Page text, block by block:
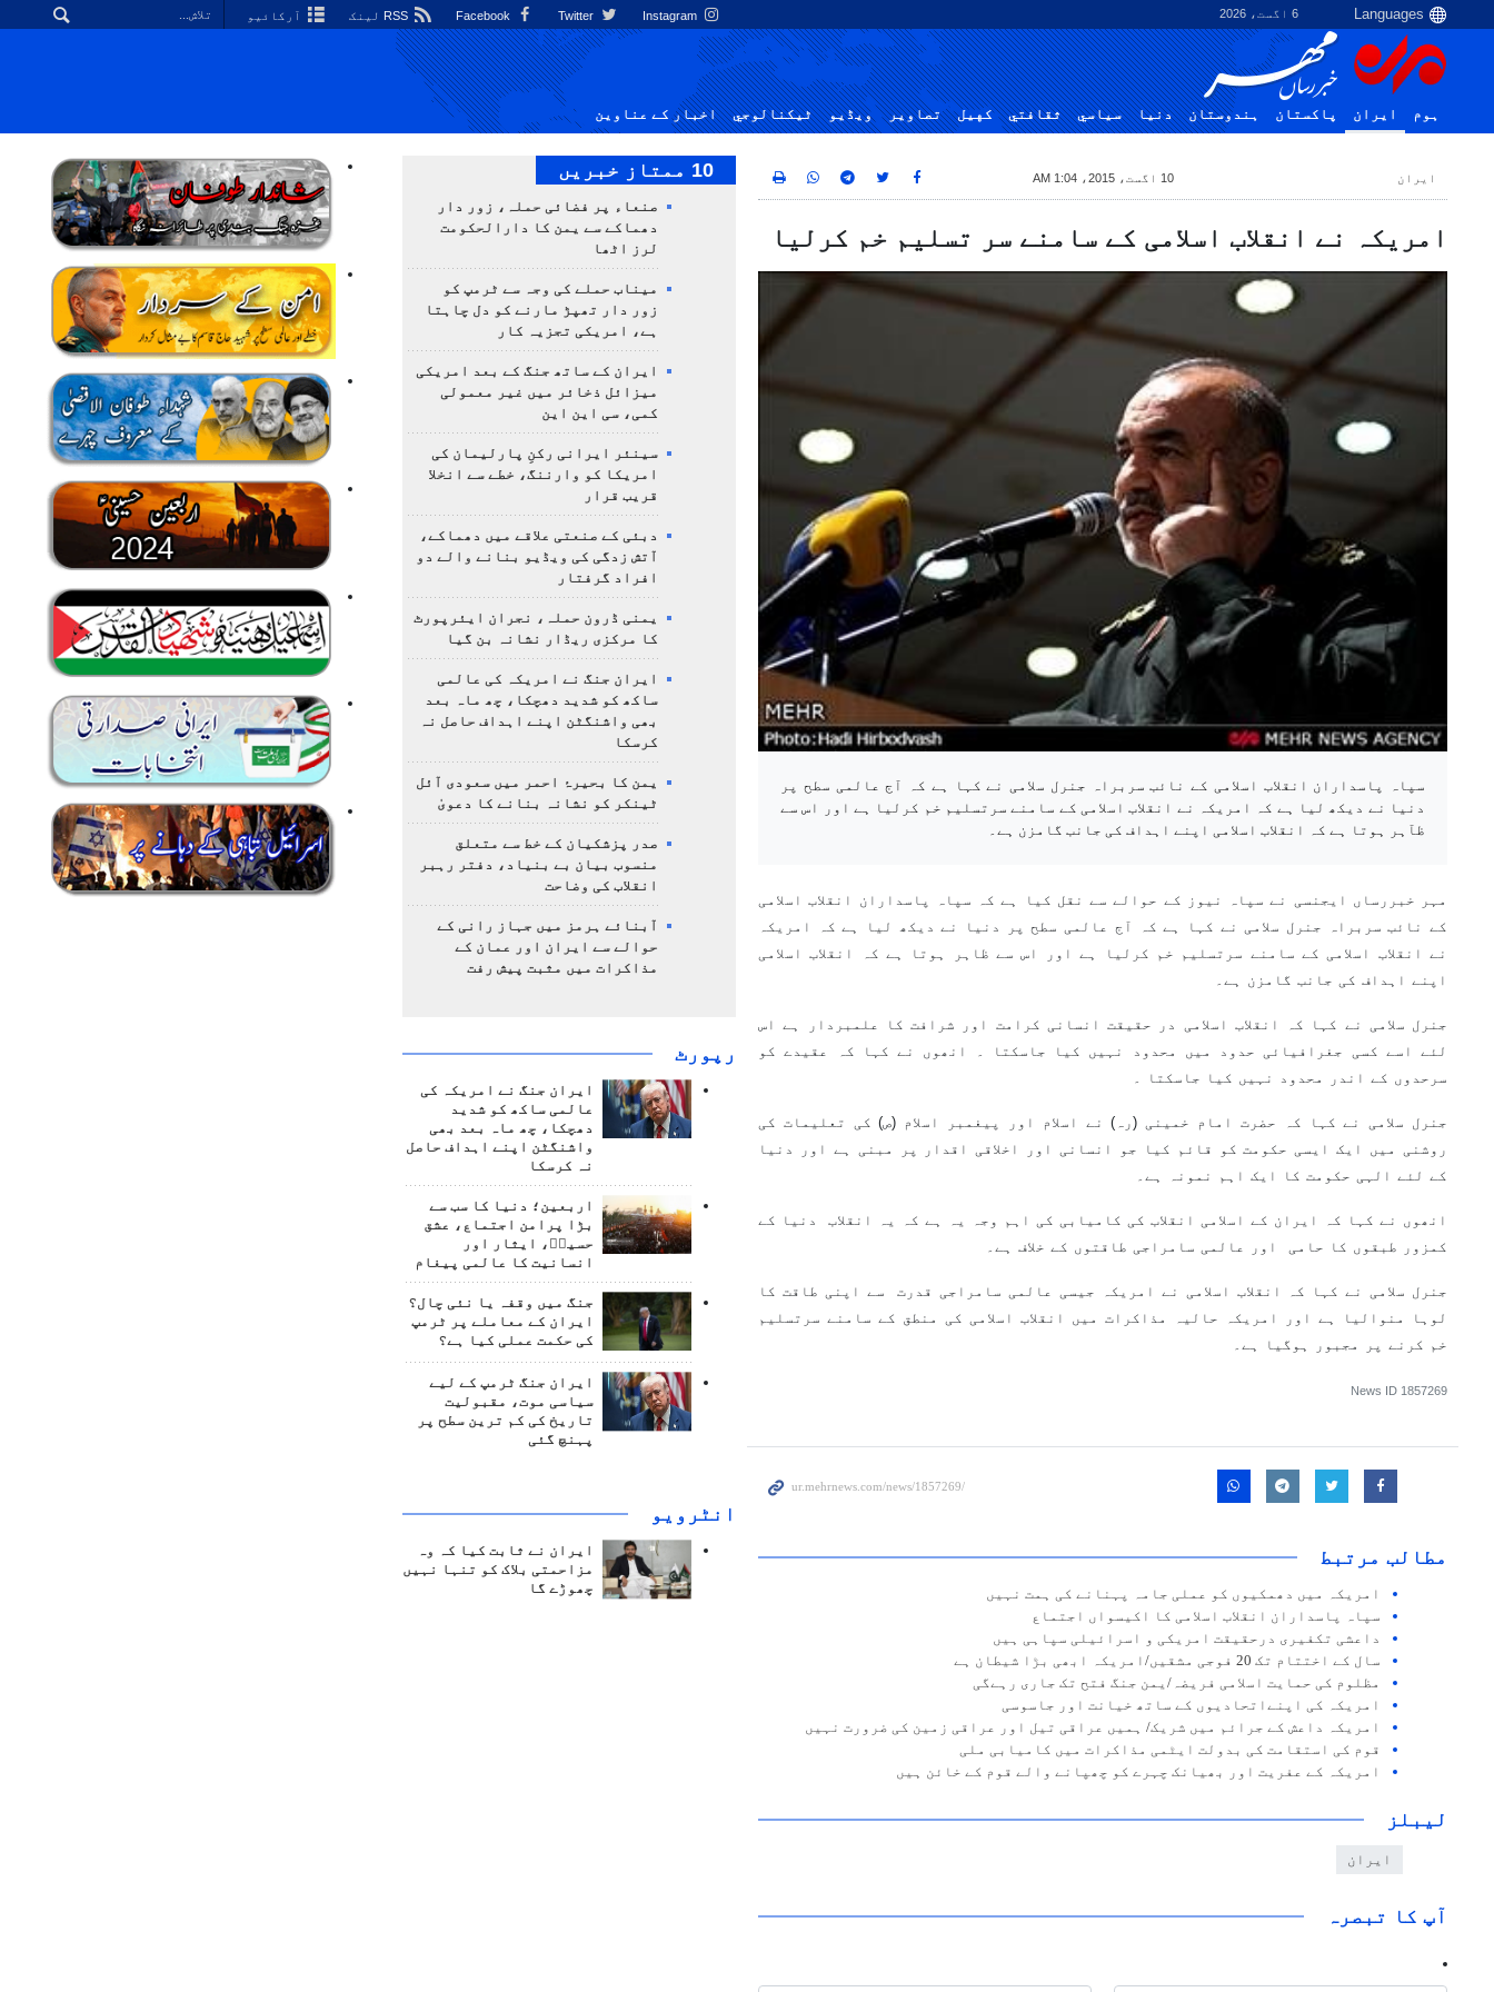
6 اگست، 2026 Instagram آرکائیو
ہوم ایران پاکستان ہندوستان دنیا سياسي ثقافتي کهيل تصاوير ویڈیو ٹيكنالوجي اخبار کے عناوین
ایران 10 اگست، 2015، 1:04 AM
امریکہ نے انقلاب اسلامی کے سامنے سر تسلیم خم کرلیا
سپاہ پاسداران انقلاب اسلامی کے نائب سربراہ جنرل سلامی نے کہا ہے کہ آج عالمی سطح پر
دنیا نے دیکھ لیا ہے کہ امریکہ نے انقلاب اسلامی کے سامنے سرتسلیم خم کرلیا ہے اور اس سے
ظآہر ہوتا ہے کہ انقلاب اسلامی اپنے اہداف کی جانب گامزن ہے۔
مہر خبررساں ایجنسی نے سپاہ نیوز کے حوالے سے نقل کیا ہے کہ سپاہ پاسداران انقلاب اسلامی
کے نائب سربراہ جنرل سلامی نے کہا ہے کہ آج عالمی سطح پر دنیا نے دیکھ لیا ہے کہ امریکہ
نے انقلاب اسلامی کے سامنے سرتسلیم خم کرلیا ہے اور اس سے ظاہر ہوتا ہے کہ انقلاب اسلامی
اپنے اہداف کی جانب گامزن ہے۔
جنرل سلامی نے کہا کہ انقلاب اسلامی در حقیقت انسانی کرامت اور شرافت کا علمبردار ہے اس
لئے اسے کسی جغرافیائی حدود میں محدود نہیں کیا جاسکتا ۔ انھوں نے کہا کہ عقیدے کو
سرحدوں کے اندر محدود نہیں کیا جاسکتا ۔
جنرل سلامی نے کہا کہ حضرت امام خمینی (رہ) نے اسلام اور پیغمبر اسلام (ص) کی تعلیمات کی
روشنی میں ایک ایسی حکومت کو قائم کیا جو انسانی اور اخلاقی اقدار پر مبنی ہے اور دنیا
کے لئے الہی حکومت کا ایک اہم نمونہ ہے۔
انھوں نے کہا کہ ایران کے اسلامی انقلاب کی کامیابی کی اہم وجہ یہ ہے کہ یہ انقلاب دنیا کے
کمزور طبقوں کا حامی اور عالمی سامراجی طاقتوں کے خلاف ہے۔
جنرل سلامی نے کہا کہ انقلاب اسلامی نے امریکہ جیسی عالمی سامراجی قدرت سے اپنی طاقت کا
لوہا منوالیا ہے اور امریکہ حالیہ مذاکرات میں انقلاب اسلامی کی منطق کے سامنے سرتسلیم
خم کرنے پر مجبور ہوگیا ہے۔
News ID 1857269
مطالب مرتبط
امریکہ میں دھمکیوں کو عملی جامہ پہنانے کی ہمت نہیں
سپاہ پاسداران انقلاب اسلامی کا اکیسواں اجتماع
داعشی تکفیری درحقیقت امریکی و اسرائیلی سپاہی ہیں
سال کے اختتام تک 20 فوجی مشقیں/امریکہ ابھی بڑا شیطان ہے
مظلوم کی حمایت اسلامی فریضہ/یمن جنگ فتح تک جاری رہےگی
امریکہ کی اپنےاتحادیوں کے ساتھ خیانت اور جاسوسی
امریکہ داعش کے جرائم میں شریک/ ہمیں عراقی تیل اور عراقی زمین کی ضرورت نہیں
قوم کی استقامت کی بدولت ایٹمی مذاکرات میں کامیابی ملی
امریکہ کے عفریت اور بھیانک چہرے کو چھپانے والے قوم کے خائن ہیں
لیبلز
ایران
آپ کا تبصرہ
10 ممتاز خبریں
صنعاء پر فضائی حملہ، زور دار
دھماکے سے یمن کا دارالحکومت
لرز اٹھا
میناب حملے کی وجہ سے ٹرمپ کو
زور دار تھپڑ مارنے کو دل چاہتا
ہے، امریکی تجزیہ کار
ایران کے ساتھ جنگ کے بعد امریکی
میزائل ذخائر میں غیر معمولی
کمی، سی این این
سینئر ایرانی رکنِ پارلیمان کی
امریکا کو وارننگ، خطے سے انخلا
قریب قرار
دبئی کے صنعتی علاقے میں دھماکے،
آتش زدگی کی ویڈیو بنانے والے دو
افراد گرفتار
یمنی ڈرون حملہ، نجران ایئرپورٹ
کا مرکزی ریڈار نشانہ بن گیا
ایران جنگ نے امریکہ کی عالمی
ساکھ کو شدید دھچکا، چھ ماہ بعد
بھی واشنگٹن اپنے اہداف حاصل نہ
کرسکا
یمن کا بحیرۂ احمر میں سعودی آئل
ٹینکر کو نشانہ بنانے کا دعویٰ
صدر پزشکیان کے خط سے متعلق
منسوب بیان بے بنیاد، دفتر رہبر
انقلاب کی وضاحت
آبنائے ہرمز میں جہاز رانی کے
حوالے سے ایران اور عمان کے
مذاکرات میں مثبت پیش رفت
رپورٹ
ایران جنگ نے امریکہ کی
عالمی ساکھ کو شدید
دھچکا، چھ ماہ بعد بھی
واشنگٹن اپنے اہداف حاصل
نہ کرسکا
اربعین؛ دنیا کا سب سے
بڑا پرامن اجتماع، عشق
حسینؑ، ایثار اور
انسانیت کا عالمی پیغام
جنگ میں وقفہ یا نئی چال؟
ایران کے معاملے پر ٹرمپ
کی حکمت عملی کیا ہے؟
ایران جنگ ٹرمپ کے لیے
سیاسی موت، مقبولیت
تاریخ کی کم ترین سطح پر
پہنچ گئی
انٹرويو
ایران نے ثابت کیا کہ وہ
مزاحمتی بلاک کو تنہا نہیں
چھوڑے گا